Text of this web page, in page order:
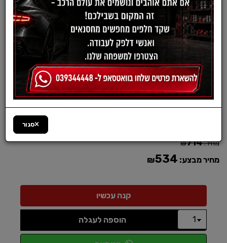
מחיר: ₪714
מחיר מבצע: ₪534
הוספה לעגלה
סגור